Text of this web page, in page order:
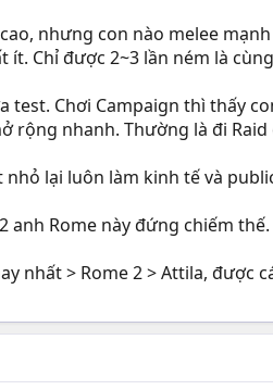
nhưng con nào melee
Chỉ được 2~3 lần ném là
Chơi Campaign thì thấy
rộng nhanh. Thường là đi
lại luôn làm kinh tế và
anh Rome này đứng chiếm thế.
nhất > Rome 2 > Attila, được